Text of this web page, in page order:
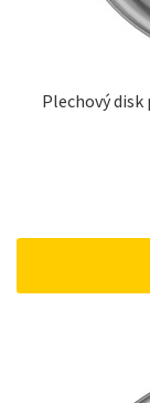
Plechový disk